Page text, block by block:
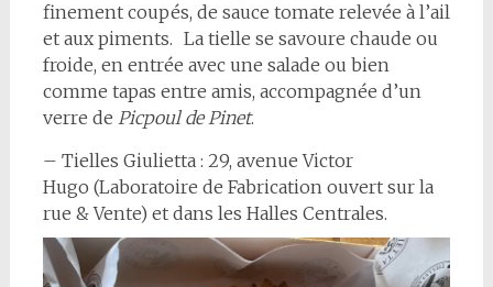
finement coupés, de sauce tomate relevée à l’ail
et aux piments. La tielle se savoure chaude ou
froide, en entrée avec une salade ou bien
comme tapas entre amis, accompagnée d’un
verre de Picpoul de Pinet.
– Tielles Giulietta : 29, avenue Victor
Hugo (Laboratoire de Fabrication ouvert sur la
rue & Vente) et dans les Halles Centrales.